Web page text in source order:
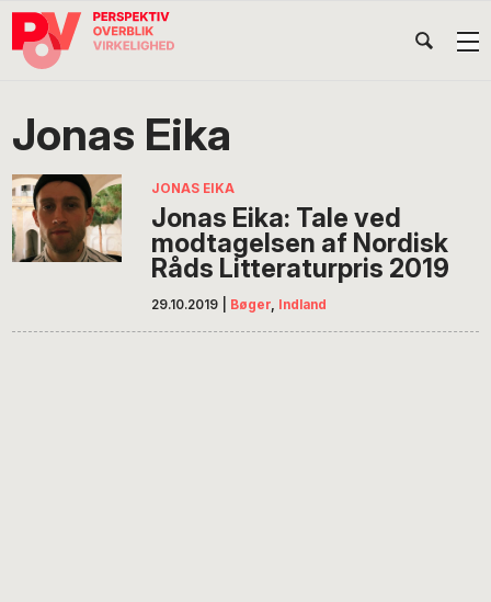
Gå
direkte
navigation
Skip
indhold
Gå
direkte
International
Jonas Eika
JONAS EIKA
Jonas Eika: Tale ved
modtagelsen af Nordisk
Råds Litteraturpris 2019
29.10.2019 Bøger, Indland